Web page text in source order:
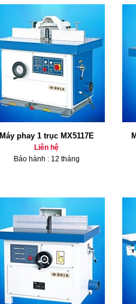
Máy phay 1 trục MX5117E
Liên hệ
Bảo hành : 12 tháng